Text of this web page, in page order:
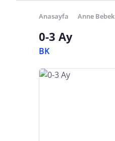
Anasayfa Anne Bebek
0-3 Ay
BK